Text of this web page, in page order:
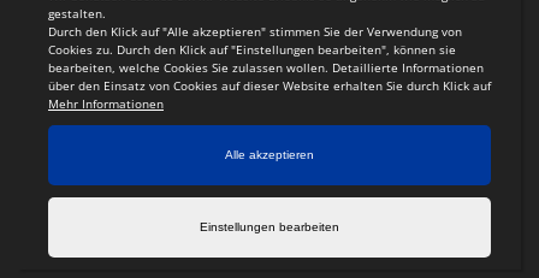
Dein Sportverein online